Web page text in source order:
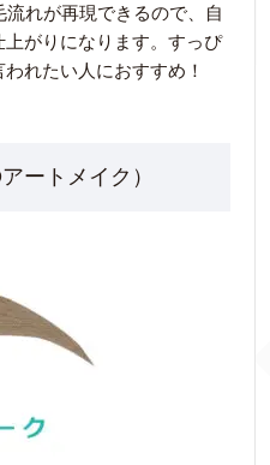
れが再現できるので、自
がりになります。すっぴ
れたい人におすすめ！
ートメイク）